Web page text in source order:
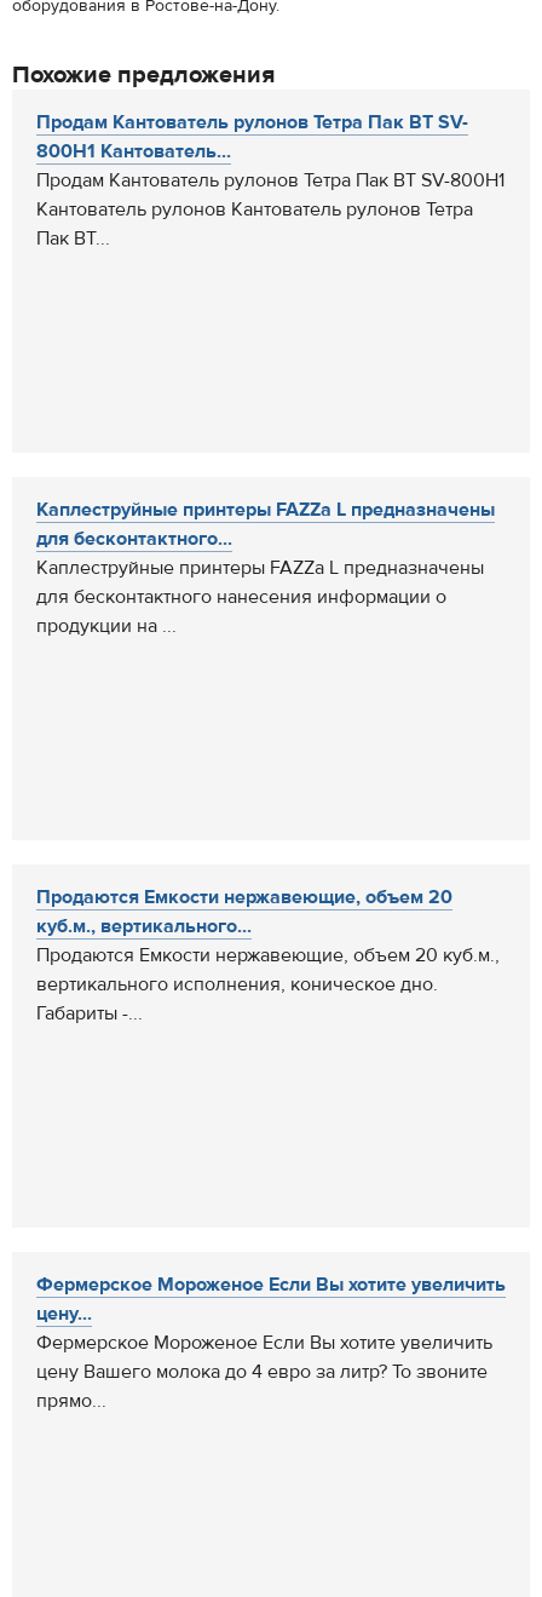
оборудования в Ростове-на-Дону.
Похожие предложения
Продам Кантователь рулонов Тетра Пак BT SV-
800H1 Кантователь...
Продам Кантователь рулонов Тетра Пак BT SV-800H1
Кантователь рулонов Кантователь рулонов Тетра
Пак BT...
Каплеструйные принтеры FAZZa L предназначены
для бесконтактного...
Каплеструйные принтеры FAZZa L предназначены
для бесконтактного нанесения информации о
продукции на ...
Продаются Емкости нержавеющие, объем 20
куб.м., вертикального...
Продаются Емкости нержавеющие, объем 20 куб.м.,
вертикального исполнения, коническое дно.
Габариты -...
Фермерское Мороженое Если Вы хотите увеличить
цену...
Фермерское Мороженое Если Вы хотите увеличить
цену Вашего молока до 4 евро за литр? То звоните
прямо...